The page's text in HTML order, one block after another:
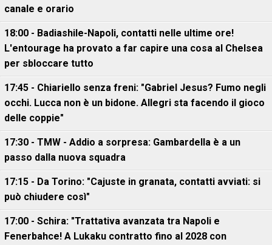
canale e orario
18:00 - Badiashile-Napoli, contatti nelle ultime ore!
L'entourage ha provato a far capire una cosa al Chelsea
per sbloccare tutto
17:45 - Chiariello senza freni: "Gabriel Jesus? Fumo negli
occhi. Lucca non è un bidone. Allegri sta facendo il gioco
delle coppie"
17:30 - TMW - Addio a sorpresa: Gambardella è a un
passo dalla nuova squadra
17:15 - Da Torino: "Cajuste in granata, contatti avviati: si
può chiudere così"
17:00 - Schira: "Trattativa avanzata tra Napoli e
Fenerbahce! A Lukaku contratto fino al 2028 con